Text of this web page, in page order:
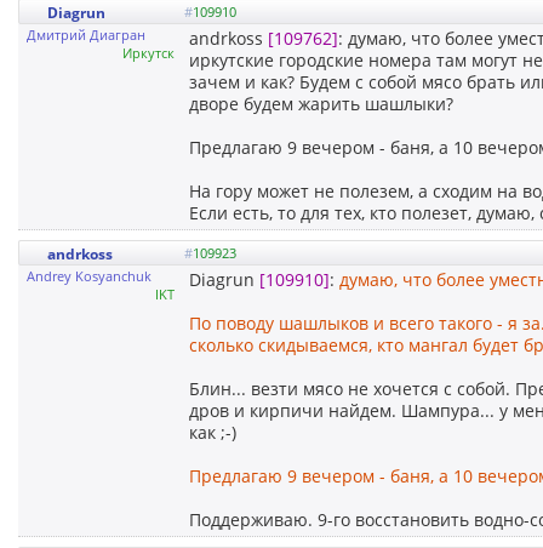
Diagrun #109910
Дмитрий Диагран
Иркутск
andrkoss [109762]: думаю, что более
иркутские городские номера там могут
зачем и как? Будем с собой мясо брать
дворе будем жарить шашлыки?
Предлагаю 9 вечером - баня, а 10
На гору может не полезем, а сходим на
Если есть, то для тех, кто полезет,
andrkoss #109923
Andrey Kosyanchuk
IKT
Diagrun [109910]: думаю, что более
По поводу шашлыков и всего такого - я
сколько скидываемся, кто мангал будет
Блин... везти мясо не хочется с собой.
дров и кирпичи найдем. Шампура... у
как ;-)
Предлагаю 9 вечером - баня, а 10
Поддерживаю. 9-го восстановить водно-